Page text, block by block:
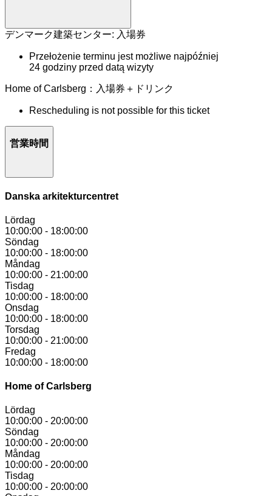
デンマーク建築センター: 入場券
Przełożenie terminu jest możliwe najpóźniej
24 godziny przed datą wizyty
Home of Carlsberg：入場券＋ドリンク
Rescheduling is not possible for this ticket
営業時間
Danska arkitekturcentret
Lördag
10:00:00 - 18:00:00
Söndag
10:00:00 - 18:00:00
Måndag
10:00:00 - 21:00:00
Tisdag
10:00:00 - 18:00:00
Onsdag
10:00:00 - 18:00:00
Torsdag
10:00:00 - 21:00:00
Fredag
10:00:00 - 18:00:00
Home of Carlsberg
Lördag
10:00:00 - 20:00:00
Söndag
10:00:00 - 20:00:00
Måndag
10:00:00 - 20:00:00
Tisdag
10:00:00 - 20:00:00